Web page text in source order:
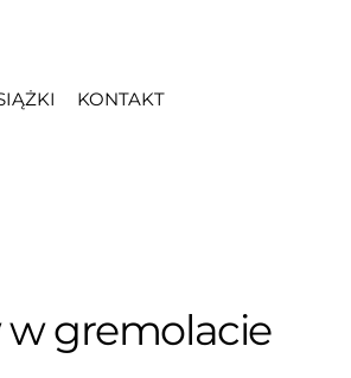
KONTAKT
w gremolacie